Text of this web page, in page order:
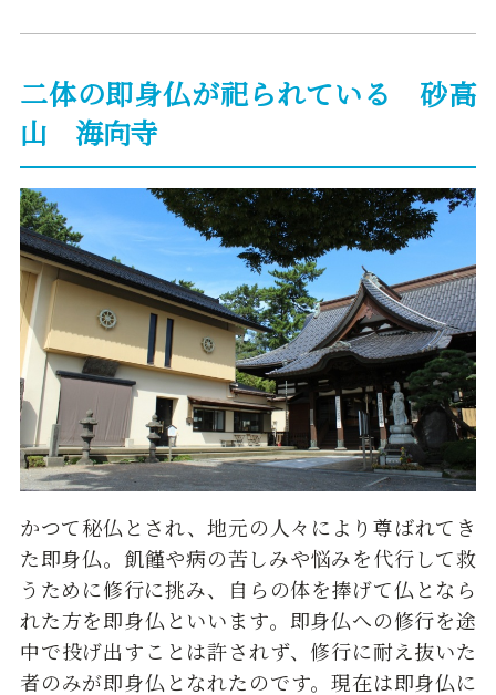
二体の即身仏が祀られている 砂高
山 海向寺
かつて秘仏とされ、地元の人々により尊ばれてき
た即身仏。飢饉や病の苦しみや悩みを代行して救
うために修行に挑み、自らの体を捧げて仏となら
れた方を即身仏といいます。即身仏への修行を途
中で投げ出すことは許されず、修行に耐え抜いた
者のみが即身仏となれたのです。現在は即身仏に